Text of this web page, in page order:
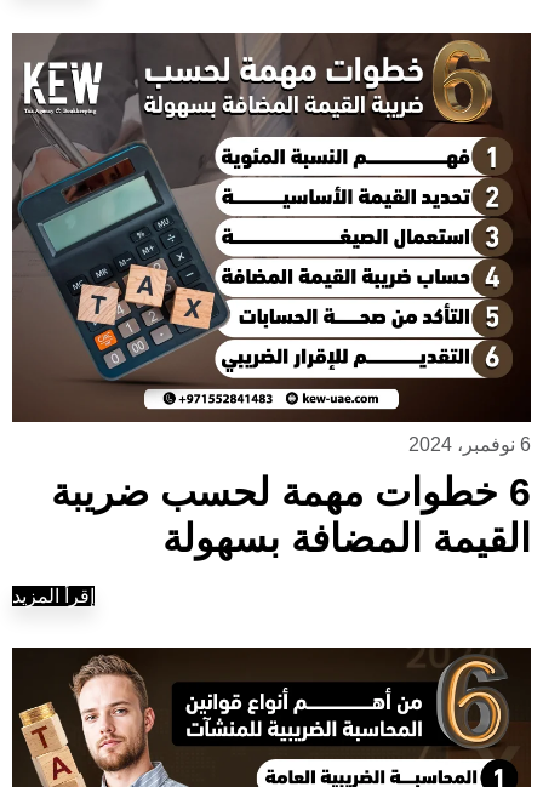
6 نوفمبر، 2024
6 خطوات مهمة لحسب ضريبة
القيمة المضافة بسهولة
إقرأ المزيد